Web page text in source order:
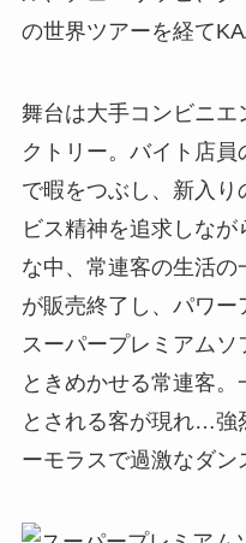
の世界ツアーを経て
舞台は大手コンビニ
クトリー。バイト店
で暇をつぶし、新入
ビス精神を追求しな
な中、常連客の生活
が販売終了し、パワ
スーパープレミアム
ときめかせる常連客
とされる客が現れ…強
ーモラスで過激なダン